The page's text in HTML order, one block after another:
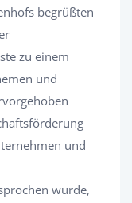
begrüßten
zu einem
und
und
wurde,